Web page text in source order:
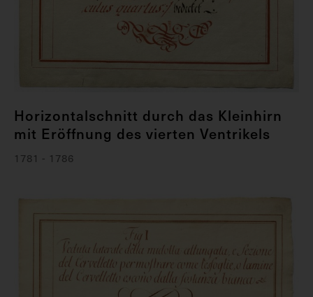
Horizontalschnitt durch das Kleinhirn
mit Eröffnung des vierten Ventrikels
1781 - 1786